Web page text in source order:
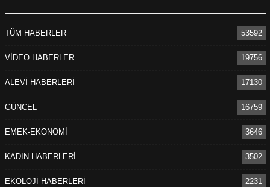
TÜM HABERLER 53592
VİDEO HABERLER 19756
ALEVİ HABERLERİ 17130
GÜNCEL 16759
EMEK-EKONOMİ 3646
KADIN HABERLERİ 3502
EKOLOJİ HABERLERİ 2231